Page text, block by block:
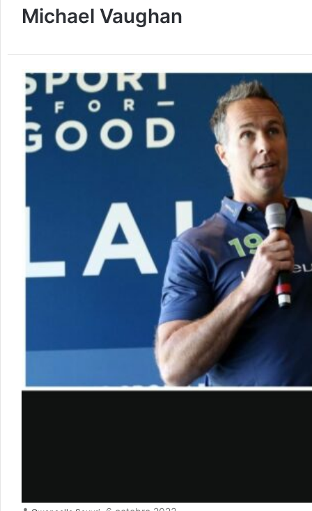
Michael Vaughan